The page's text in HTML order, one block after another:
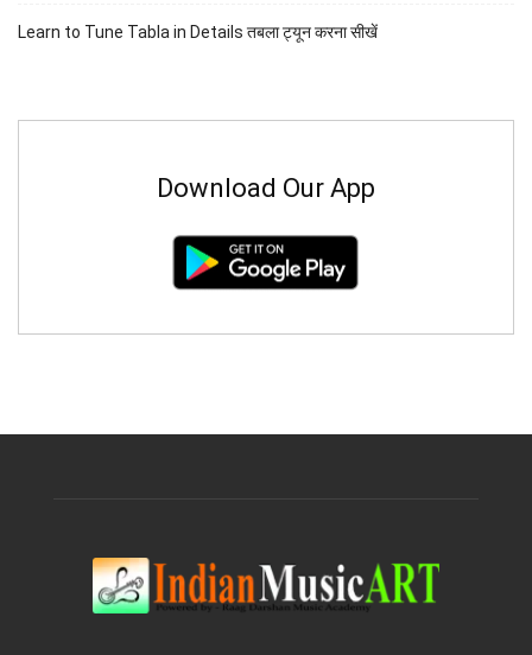
Learn to Tune Tabla in Details तबला ट्यून करना सीखें
Download Our App